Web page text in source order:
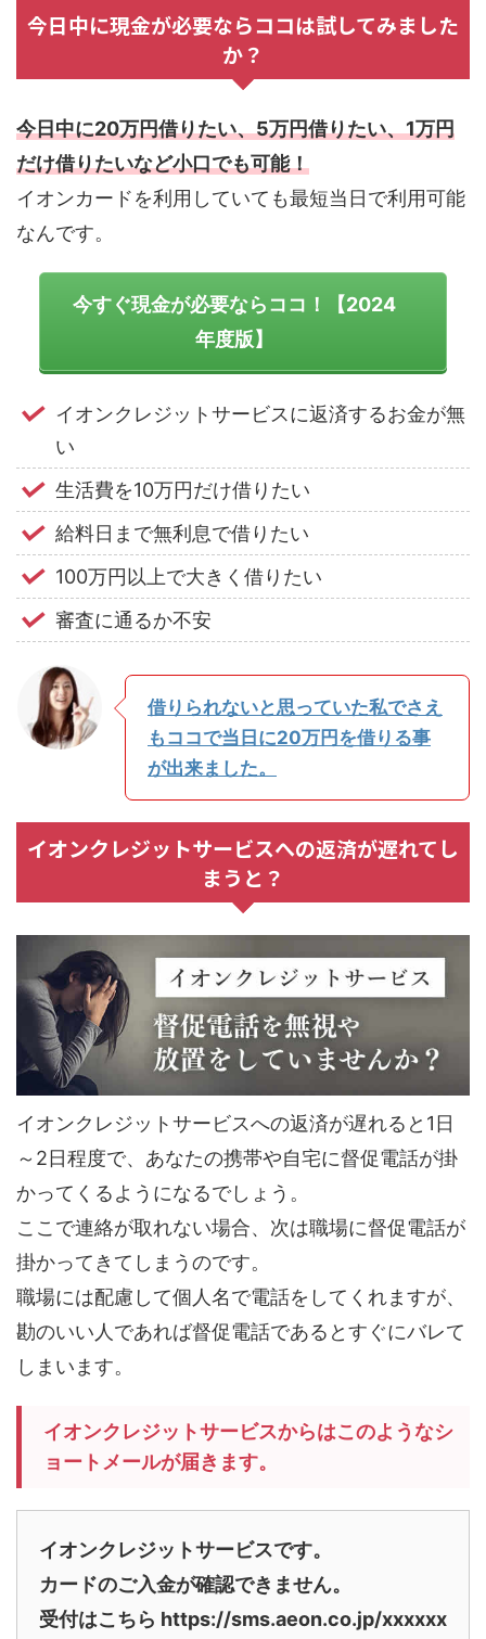
今日中に現金が必要ならココは試してみました
か？
今日中に20万円借りたい、5万円借りたい、1万円
だけ借りたいなど小口でも可能！
イオンカードを利用していても最短当日で利用可能
なんです。
今すぐ現金が必要ならココ！【2024
年度版】
イオンクレジットサービスに返済するお金が無
い
生活費を10万円だけ借りたい
給料日まで無利息で借りたい
100万円以上で大きく借りたい
審査に通るか不安
借りられないと思っていた私でさえ
もココで当日に20万円を借りる事
が出来ました。
イオンクレジットサービスへの返済が遅れてし
まうと？
イオンクレジットサービスへの返済が遅れると1日
～2日程度で、あなたの携帯や自宅に督促電話が掛
かってくるようになるでしょう。
ここで連絡が取れない場合、次は職場に督促電話が
掛かってきてしまうのです。
職場には配慮して個人名で電話をしてくれますが、
勘のいい人であれば督促電話であるとすぐにバレて
しまいます。
イオンクレジットサービスからはこのようなシ
ョートメールが届きます。
イオンクレジットサービスです。
カードのご入金が確認できません。
受付はこちら https://sms.aeon.co.jp/xxxxxx